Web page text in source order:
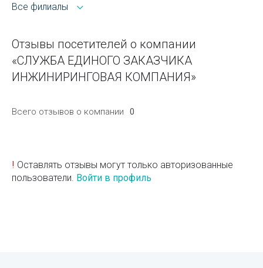
Все филиалы
Отзывы посетителей о компании
«СЛУЖБА ЕДИНОГО ЗАКАЗЧИКА
ИНЖИНИРИНГОВАЯ КОМПАНИЯ»
Всего отзывов о компании 0
! Оставлять отзывы могут только авторизованные
пользователи. Войти в профиль